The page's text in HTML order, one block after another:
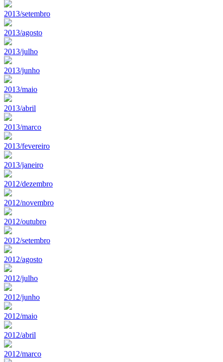
2013/setembro
2013/agosto
2013/julho
2013/junho
2013/maio
2013/abril
2013/marco
2013/fevereiro
2013/janeiro
2012/dezembro
2012/novembro
2012/outubro
2012/setembro
2012/agosto
2012/julho
2012/junho
2012/maio
2012/abril
2012/marco